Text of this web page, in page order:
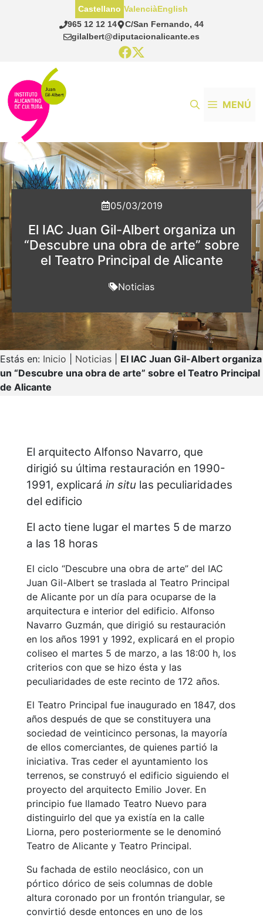
965 12 12 14
C/San Fernando, 44
gilalbert@diputacionalicante.es
Castellano ValenciàEnglish
MENÚ
05/03/2019
El IAC Juan Gil-Albert organiza un
“Descubre una obra de arte” sobre
el Teatro Principal de Alicante
Noticias
Estás en: Inicio Noticias
El IAC Juan Gil-Albert organiza
un “Descubre una obra de arte” sobre el Teatro Principal
de Alicante
El arquitecto Alfonso Navarro, que
dirigió su última restauración en 1990-
1991, explicará in situ las peculiaridades
del edificio
El acto tiene lugar el martes 5 de marzo
a las 18 horas
El ciclo “Descubre una obra de arte” del IAC
Juan Gil-Albert se traslada al Teatro Principal
de Alicante por un día para ocuparse de la
arquitectura e interior del edificio. Alfonso
Navarro Guzmán, que dirigió su restauración
en los años 1991 y 1992, explicará en el propio
coliseo el martes 5 de marzo, a las 18:00 h, los
criterios con que se hizo ésta y las
peculiaridades de este recinto de 172 años.
El Teatro Principal fue inaugurado en 1847, dos
años después de que se constituyera una
sociedad de veinticinco personas, la mayoría
de ellos comerciantes, de quienes partió la
iniciativa. Tras ceder el ayuntamiento los
terrenos, se construyó el edificio siguiendo el
proyecto del arquitecto Emilio Jover. En
principio fue llamado Teatro Nuevo para
distinguirlo del que ya existía en la calle
Liorna, pero posteriormente se le denominó
Teatro de Alicante y Teatro Principal.
Su fachada de estilo neoclásico, con un
pórtico dórico de seis columnas de doble
altura coronado por un frontón triangular, se
convirtió desde entonces en uno de los